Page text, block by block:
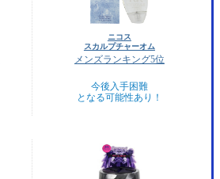
ニコス
スカルプチャーオム
メンズランキング5位
今後入手困難
となる可能性あり！